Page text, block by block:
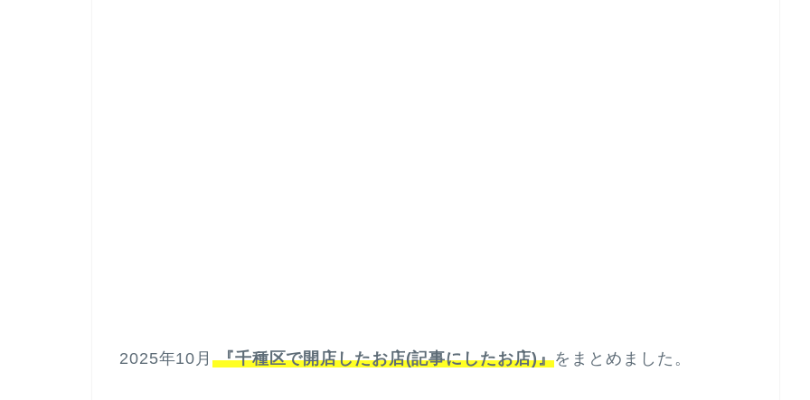
2025年10月『千種区で開店したお店(記事にしたお店)』をまとめました。